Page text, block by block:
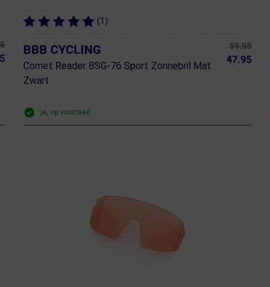
(1)
BBB CYCLING
Comet Reader BSG-76 Sport Zonnebril Mat
Zwart
59.95
47.95
ja, op voorraad